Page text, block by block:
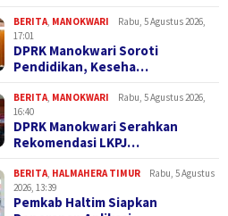
BERITA MANOKWARI
Rabu, 5 Agustus 2026,
17:01
DPRK Manokwari Soroti
Pendidikan, Keseha…
BERITA MANOKWARI
Rabu, 5 Agustus 2026,
16:40
DPRK Manokwari Serahkan
Rekomendasi LKPJ…
BERITA HALMAHERA TIMUR
Rabu, 5 Agustus
2026, 13:39
Pemkab Haltim Siapkan